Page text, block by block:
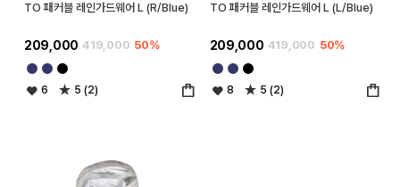
TO 패커블 레인가드웨어 L (R/Blue)
209,000 419,000 50%
6 5 (2)
TO 패커블 레인가드웨어 L (L/Blue)
209,000 419,000 50%
8 5 (2)